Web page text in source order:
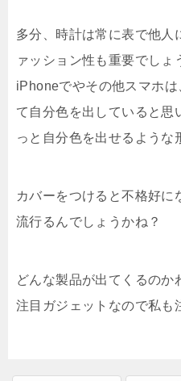
多分、時計は常に表で他人
ァッション性も重要でしょ
iPhoneでやその他スマホ
て自分色を出していると思
っと自分色を出せるような
カバーをつけると不格好に
流行るんでしょうかね？
どんな製品が出てくるのか
注目ガジェットなので私も